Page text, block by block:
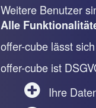
Weitere Benutzer
Alle
offer-cube lässt
offer-cube ist
Ihre